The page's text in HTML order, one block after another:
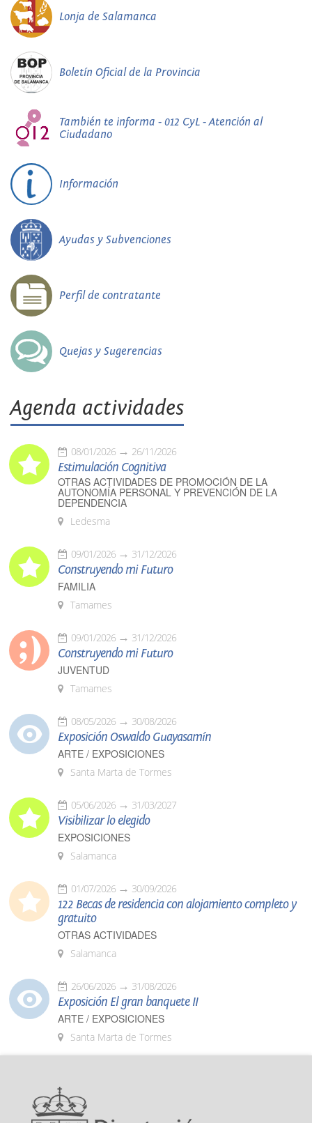
Lonja de Salamanca
Boletín Oficial de la Provincia
También te informa - 012 CyL - Atención al
Ciudadano
Información
Ayudas y Subvenciones
Perfil de contratante
Quejas y Sugerencias
Agenda actividades
08/01/2026 26/11/2026
Estimulación Cognitiva
OTRAS ACTIVIDADES DE PROMOCIÓN DE LA
AUTONOMÍA PERSONAL Y PREVENCIÓN DE LA
DEPENDENCIA
Ledesma
09/01/2026 31/12/2026
Construyendo mi Futuro
FAMILIA
Tamames
09/01/2026 31/12/2026
Construyendo mi Futuro
JUVENTUD
Tamames
08/05/2026 30/08/2026
Exposición Oswaldo Guayasamín
ARTE / EXPOSICIONES
Santa Marta de Tormes
05/06/2026 31/03/2027
Visibilizar lo elegido
EXPOSICIONES
Salamanca
01/07/2026 30/09/2026
122 Becas de residencia con alojamiento completo y
gratuito
OTRAS ACTIVIDADES
Salamanca
26/06/2026 31/08/2026
Exposición El gran banquete II
ARTE / EXPOSICIONES
Santa Marta de Tormes